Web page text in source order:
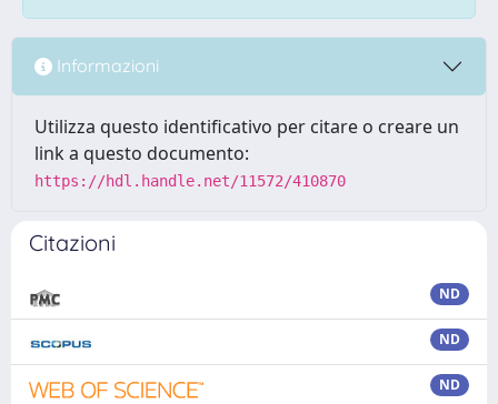
Informazioni
Utilizza questo identificativo per citare o creare un
link a questo documento:
https://hdl.handle.net/11572/410870
Citazioni
ND
ND
ND